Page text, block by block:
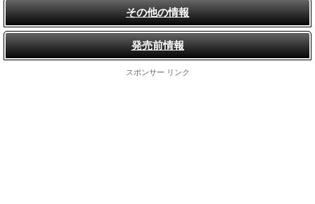
その他の情報
発売前情報
スポンサー リンク